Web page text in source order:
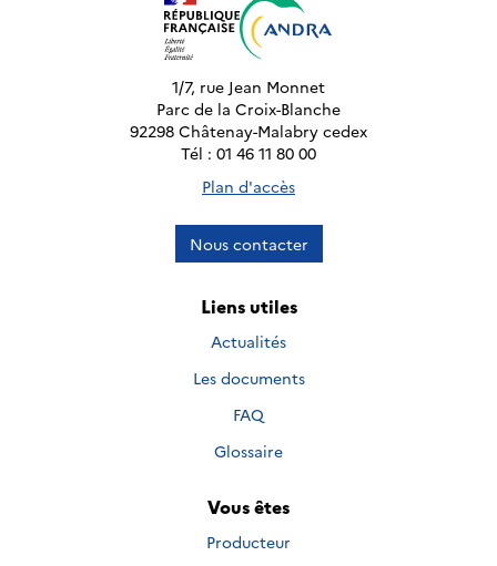
1/7, rue Jean Monnet
Parc de la Croix-Blanche
92298 Châtenay-Malabry cedex
Tél : 01 46 11 80 00
Plan d'accès
Nous contacter
Liens utiles
Actualités
Les documents
FAQ
Glossaire
Vous êtes
Producteur